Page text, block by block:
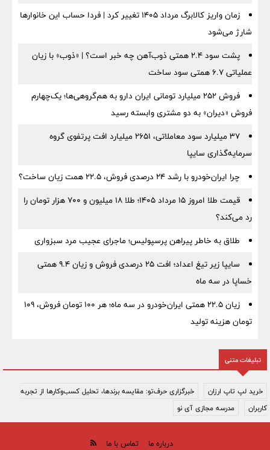
زمان واریز کالابرگ مرداد ۱۴۰۵ تغییر کرد | فردا حساب این خانوارها
شارژ می‌شود
پشت سود ۲.۴ همتی ذوب‌آهن چه خبر است؟ | «ذوب» با زیان
عملیاتی ۶.۷ همتی سود ساخت
فروش ۲۵۲ میلیارد تومانی ایران دارو به هم‌گروهی‌ها؛ یک‌چهارم
فروش «دیران» به دو مشتری وابسته رسید
۳۷ میلیارد سود معاملاتی، ۲۶۵۱ میلیارد افت پرتفوی گروه
سرمایه‌گذاری سایپا
چرا ایران‌خودرو با رشد ۲۴ درصدی فروش، ۲۲.۵ همت زیان ساخت؟
قیمت طلا امروز ۱۵ مرداد ۱۴۰۵؛ طلا ۱۸ میلیون و ۷۰۰ هزار تومان را
رد می‌کند؟
طلاق به خاطر پیراهن پرسپولیس؛ ماجرای عجیب مرد سبزواری
سایپا زیر تیغ اعداد؛ افت ۲۵ درصدی فروش و زیان ۹.۴ همتی
خساپا در سه ماه
زیان ۲۲.۵ همتی ایران‌خودرو در سه ماه؛ هر ۱۰۰ تومان فروش، ۱۰۹
تومان هزینه تولید
تبلیغات متنی
خرید لپ تاپ ارزان
خبرگزاری حرف‌تو: مقایسه برندها، تحلیل کسب‌وکارها از تجربه
کاربران
مدرسه مجازی آی نو
درباره ما تماس با ما